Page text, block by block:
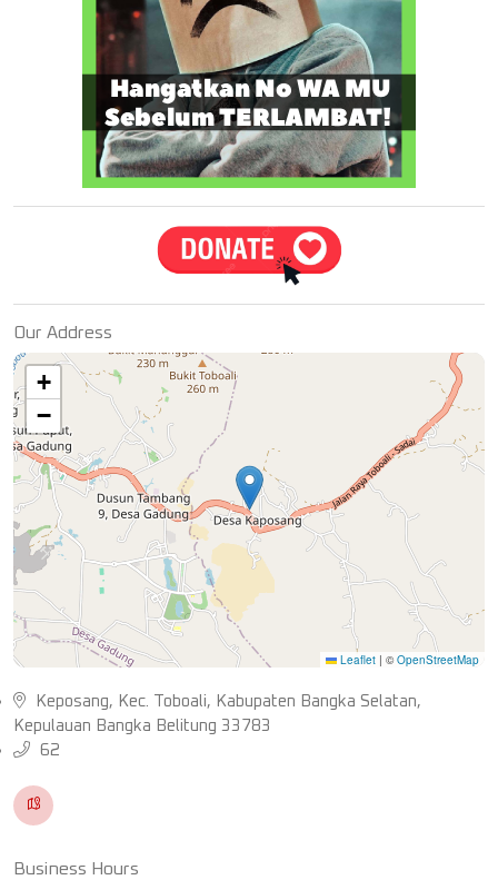
Our Address
+
−
Leaflet | ©OpenStreetMap
Keposang, Kec. Toboali, Kabupaten Bangka Selatan,
Kepulauan Bangka Belitung 33783
62
Business Hours